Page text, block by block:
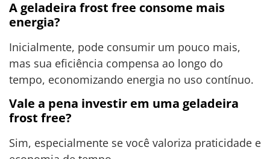
A geladeira frost free consome mais
energia?
Inicialmente, pode consumir um pouco mais,
mas sua eficiência compensa ao longo do
tempo, economizando energia no uso contínuo.
Vale a pena investir em uma geladeira
frost free?
Sim, especialmente se você valoriza praticidade e